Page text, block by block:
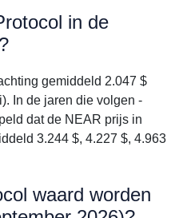
in de
gemiddeld 2.047 $
In de jaren die volgen -
dat de NEAR prijs in
3.244 $, 4.227 $, 4.963
waard worden